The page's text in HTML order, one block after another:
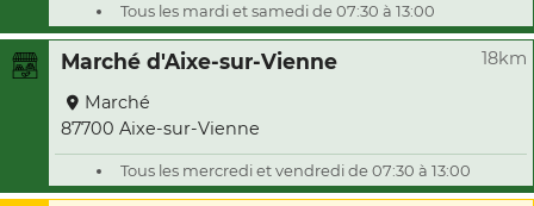
Tous les mardi et samedi de 07:30 à 13:00
Marché d'Aixe-sur-Vienne 18km
Marché
87700 Aixe-sur-Vienne
Tous les mercredi et vendredi de 07:30 à 13:00